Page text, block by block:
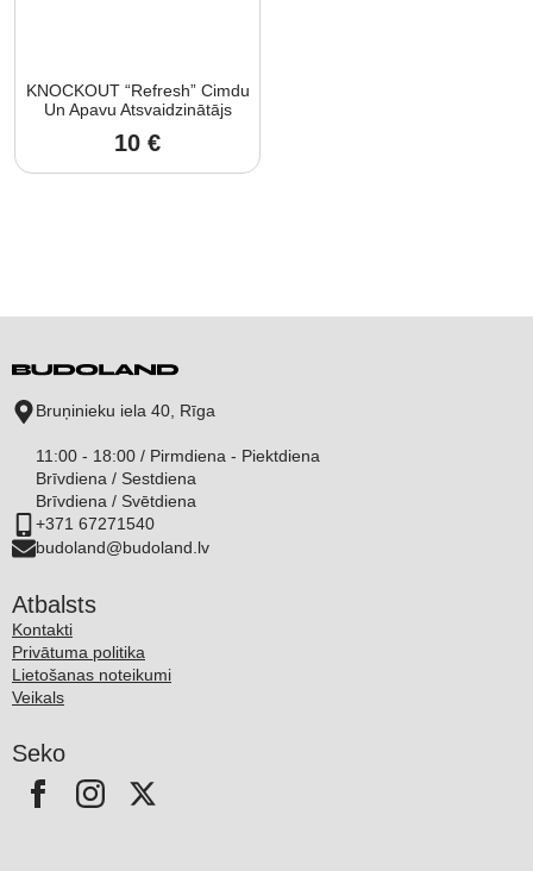
KNOCKOUT “Refresh” Cimdu
Un Apavu Atsvaidzinātājs
10 €
Bruņinieku iela 40, Rīga
11:00 - 18:00 / Pirmdiena - Piektdiena
Brīvdiena / Sestdiena
Brīvdiena / Svētdiena
+371 67271540
budoland@budoland.lv
Atbalsts
Kontakti
Privātuma politika
Lietošanas noteikumi
Veikals
Seko